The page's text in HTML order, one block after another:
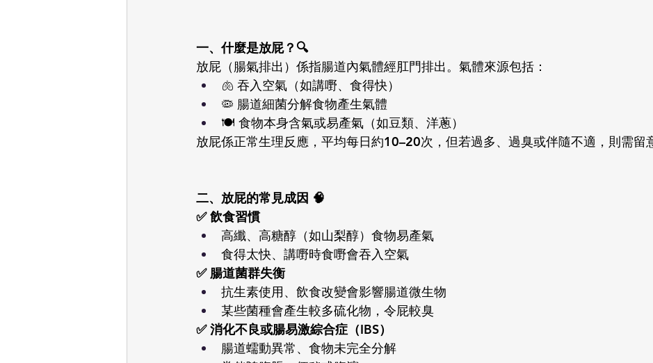
一、什麼是放屁？🔍
放屁（腸氣排出）係指腸道內氣體經肛門排出。氣體來源包括：
🫁 吞入空氣（如講嘢、食得快）
🦠 腸道細菌分解食物產生氣體
🍽️ 食物本身含氣或易產氣（如豆類、洋蔥）
放屁係正常生理反應，平均每日約10–20次，但若過多、過臭或伴隨不適，則需留
二、放屁的常見成因 🧠
✅ 飲食習慣
高纖、高糖醇（如山梨醇）食物易產氣
食得太快、講嘢時食嘢會吞入空氣
✅ 腸道菌群失衡
抗生素使用、飲食改變會影響腸道微生物
某些菌種會產生較多硫化物，令屁較臭
✅ 消化不良或腸易激綜合症（IBS）
腸道蠕動異常、食物未完全分解